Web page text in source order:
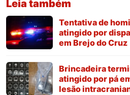
Leia também
Tentativa de
atingido por
em Brejo do Cruz
Brincadeira
atingido por pá
lesão